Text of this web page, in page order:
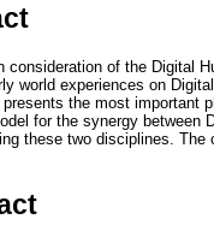
consideration of the Digital
world experiences on
the most important
for the synergy between
these two disciplines.